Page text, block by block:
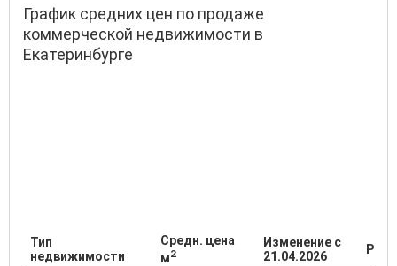
График средних цен по продаже
коммерческой недвижимости в
Екатеринбурге
Тип
недвижимости
Средн. цена
м2
Изменение с
21.04.2026